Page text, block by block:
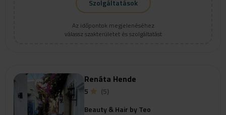
Szolgáltatások
Az időpontok megjelenéséhez
válassz szakterületet és szolgáltatást
Renáta Hende
5
(5)
Beauty & Hair by Teo